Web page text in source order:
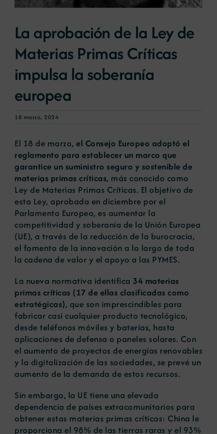
Noticias
Portal de empleo
Contacto
La aprobación de la Ley de
Materias Primas Críticas
impulsa la soberanía
europea
18 marzo, 2024
El 18 de marzo, el Consejo Europeo adoptó el
reglamento para establecer un marco que
garantice un suministro seguro y sostenible de
materias primas críticas, más conocido como
Ley de Materias Primas Críticas. El objetivo de
esta Ley, aprobada en diciembre por el
Parlamento Europeo, es aumentar la
competitividad y soberanía de la Unión Europea
(UE), a través de la reducción de la burocracia,
el fomento de la innovación a lo largo de toda
la cadena de valor y el apoyo a las PYMES.
La nueva normativa identifica 34 materias
primas críticas (17 de ellas clasificadas como
estratégicas), que son imprescindibles para
fabricar casi cualquier producto tecnológico,
desde teléfonos móviles y baterías, hasta
aplicaciones de defensa o paneles solares. Con
el aumento de proyectos de energías renovables
y la digitalización de las sociedades, se prevé un
aumento de la demanda de estos recursos.
Sin embargo, la UE tiene una elevada
dependencia de países extracomunitarios para
obtener estas materias primas críticas: China le
proporciona el 98% de las tierras raras y el 93%